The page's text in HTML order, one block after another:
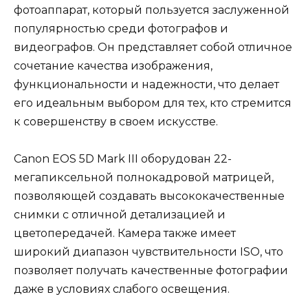
фотоаппарат, который пользуется заслуженной
популярностью среди фотографов и
видеографов. Он представляет собой отличное
сочетание качества изображения,
функциональности и надежности, что делает
его идеальным выбором для тех, кто стремится
к совершенству в своем искусстве.
Canon EOS 5D Mark III оборудован 22-
мегапиксельной полнокадровой матрицей,
позволяющей создавать высококачественные
снимки с отличной детализацией и
цветопередачей. Камера также имеет
широкий диапазон чувствительности ISO, что
позволяет получать качественные фотографии
даже в условиях слабого освещения.